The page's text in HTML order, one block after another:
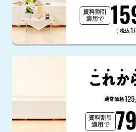
資料割引
適用で
（ 税込
通常価格
資料割引
適用で